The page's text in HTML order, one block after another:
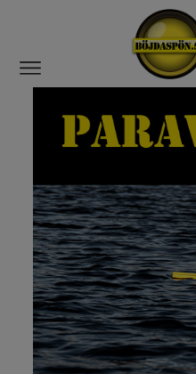
Interfiske
Rullar
Spön
Fiskeset